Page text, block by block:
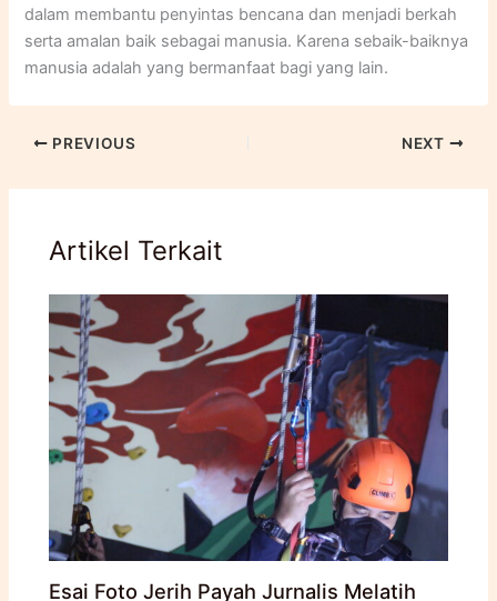
dalam membantu penyintas bencana dan menjadi berkah
serta amalan baik sebagai manusia. Karena sebaik-baiknya
manusia adalah yang bermanfaat bagi yang lain.
PREVIOUS NEXT
Artikel Terkait
Esai Foto Jerih Payah Jurnalis Melatih